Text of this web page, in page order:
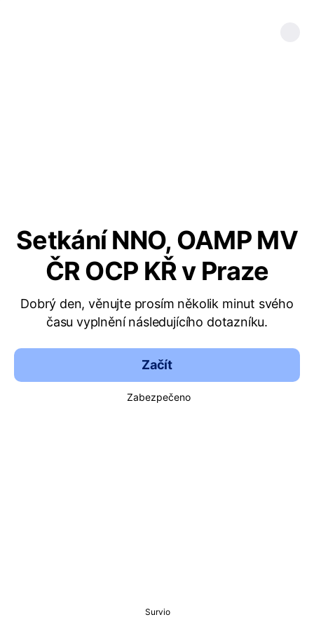
Setkání NNO, OAMP MV
ČR OCP KŘ v Praze
Dobrý den, věnujte prosím několik minut svého
času vyplnění následujícího dotazníku.
Začít
Zabezpečeno
Survio